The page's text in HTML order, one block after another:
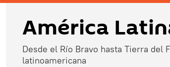
América
Desde el Río Bravo hasta Tierra del
latinoamericana